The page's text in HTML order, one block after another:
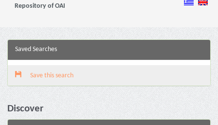
Repository of OAI
Saved Searches
Save this search
Discover